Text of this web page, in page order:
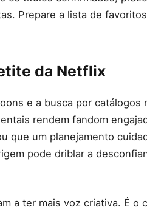
Prepare a lista de
da Netflix
e a busca por catálogos
rendem fandom
que um planejamento
pode driblar a
a ter mais voz criativa. É